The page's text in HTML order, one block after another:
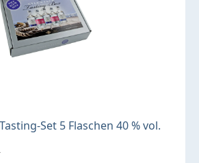
Set 5 Flaschen 40 % vol.